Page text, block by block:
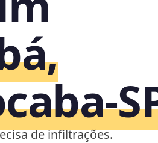
de infiltrações.